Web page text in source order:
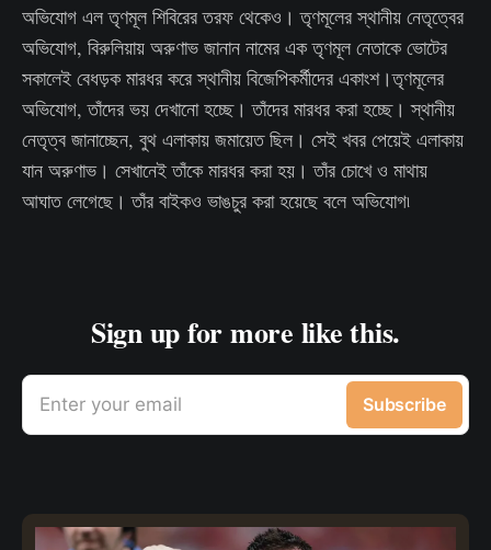
অভিযোগ এল তৃণমূল শিবিরের তরফ থেকেও। তৃণমূলের স্থানীয় নেতৃত্বের
অভিযোগ, বিরুলিয়ায় অরুণাভ জানান নামের এক তৃণমূল নেতাকে ভোটের
সকালেই বেধড়ক মারধর করে স্থানীয় বিজেপিকর্মীদের একাংশ।তৃণমূলের
অভিযোগ, তাঁদের ভয় দেখানো হচ্ছে। তাঁদের মারধর করা হচ্ছে। স্থানীয়
নেতৃত্ব জানাচ্ছেন, বুথ এলাকায় জমায়েত ছিল। সেই খবর পেয়েই এলাকায়
যান অরুণাভ। সেখানেই তাঁকে মারধর করা হয়। তাঁর চোখে ও মাথায়
আঘাত লেগেছে। তাঁর বাইকও ভাঙচুর করা হয়েছে বলে অভিযোগ৷
Sign up for more like this.
Enter your email Subscribe